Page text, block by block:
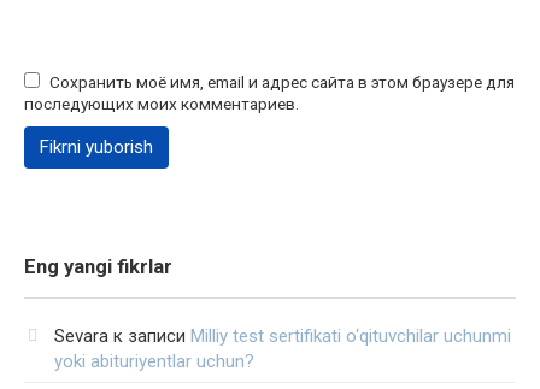
Сохранить моё имя, email и адрес сайта в этом браузере для
последующих моих комментариев.
Eng yangi fikrlar
Sevara к записи Milliy test sertifikati o‘qituvchilar uchunmi
yoki abituriyentlar uchun?